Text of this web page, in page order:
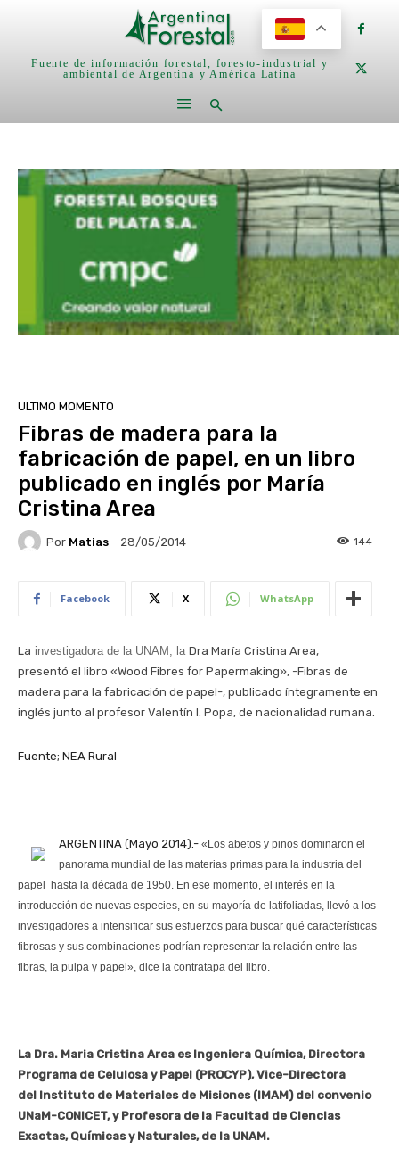
Fuente de información forestal, foresto-industrial y
ambiental de Argentina y América Latina
ULTIMO MOMENTO
Fibras de madera para la
fabricación de papel, en un libro
publicado en inglés por María
Cristina Area
Por Matias 28/05/2014 144
Facebook X WhatsApp
La investigadora de la UNAM, la Dra María Cristina Area,
presentó el libro «Wood Fibres for Papermaking», -Fibras de
madera para la fabricación de papel-, publicado íntegramente en
inglés junto al profesor Valentín I. Popa, de nacionalidad rumana.
Fuente; NEA Rural
ARGENTINA (Mayo 2014).- «Los abetos y pinos dominaron el
panorama mundial de las materias primas para la industria del
papel hasta la década de 1950. En ese momento, el interés en la
introducción de nuevas especies, en su mayoría de latifoliadas, llevó a los
investigadores a intensificar sus esfuerzos para buscar qué características
fibrosas y sus combinaciones podrían representar la relación entre las
fibras, la pulpa y papel», dice la contratapa del libro.
La Dra. Maria Cristina Area es Ingeniera Química, Directora
Programa de Celulosa y Papel (PROCYP), Vice-Directora
del Instituto de Materiales de Misiones (IMAM) del convenio
UNaM-CONICET, y Profesora de la Facultad de Ciencias
Exactas, Químicas y Naturales, de la UNAM.